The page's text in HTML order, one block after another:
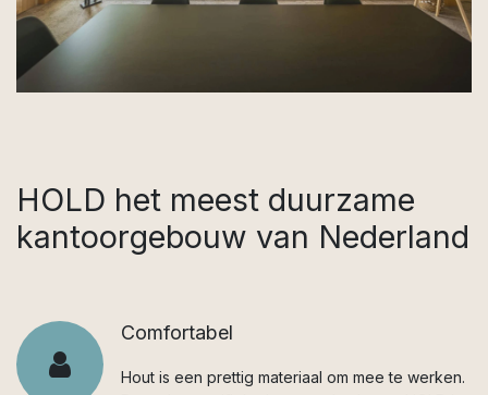
HOLD het meest duurzame
kantoorgebouw van Nederland
Comfortabel
Hout is een prettig materiaal om mee te werken.